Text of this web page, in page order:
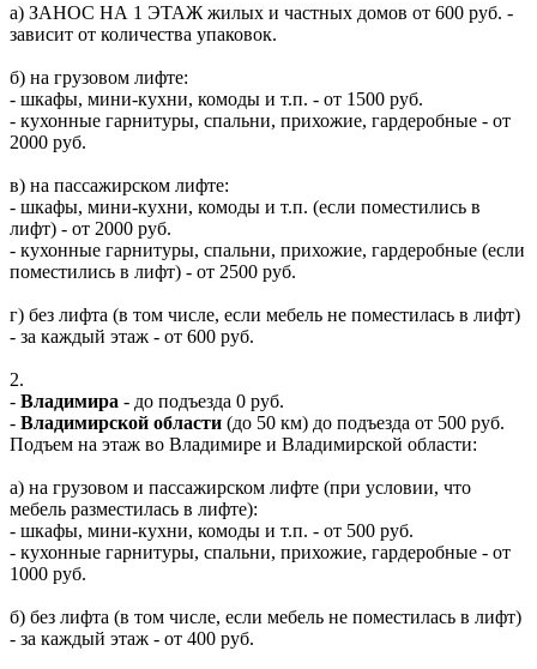
а) ЗАНОС НА 1 ЭТАЖ жилых и частных домов от 600 руб. -
зависит от количества упаковок.
б) на грузовом лифте:
- шкафы, мини-кухни, комоды и т.п. - от 1500 руб.
- кухонные гарнитуры, спальни, прихожие, гардеробные - от
2000 руб.
в) на пассажирском лифте:
- шкафы, мини-кухни, комоды и т.п. (если поместились в
лифт) - от 2000 руб.
- кухонные гарнитуры, спальни, прихожие, гардеробные (если
поместились в лифт) - от 2500 руб.
г) без лифта (в том числе, если мебель не поместилась в лифт)
- за каждый этаж - от 600 руб.
2.
- Владимира - до подъезда 0 руб.
- Владимирской области (до 50 км) до подъезда от 500 руб.
Подъем на этаж во Владимире и Владимирской области:
а) на грузовом и пассажирском лифте (при условии, что
мебель разместилась в лифте):
- шкафы, мини-кухни, комоды и т.п. - от 500 руб.
- кухонные гарнитуры, спальни, прихожие, гардеробные - от
1000 руб.
б) без лифта (в том числе, если мебель не поместилась в лифт)
- за каждый этаж - от 400 руб.